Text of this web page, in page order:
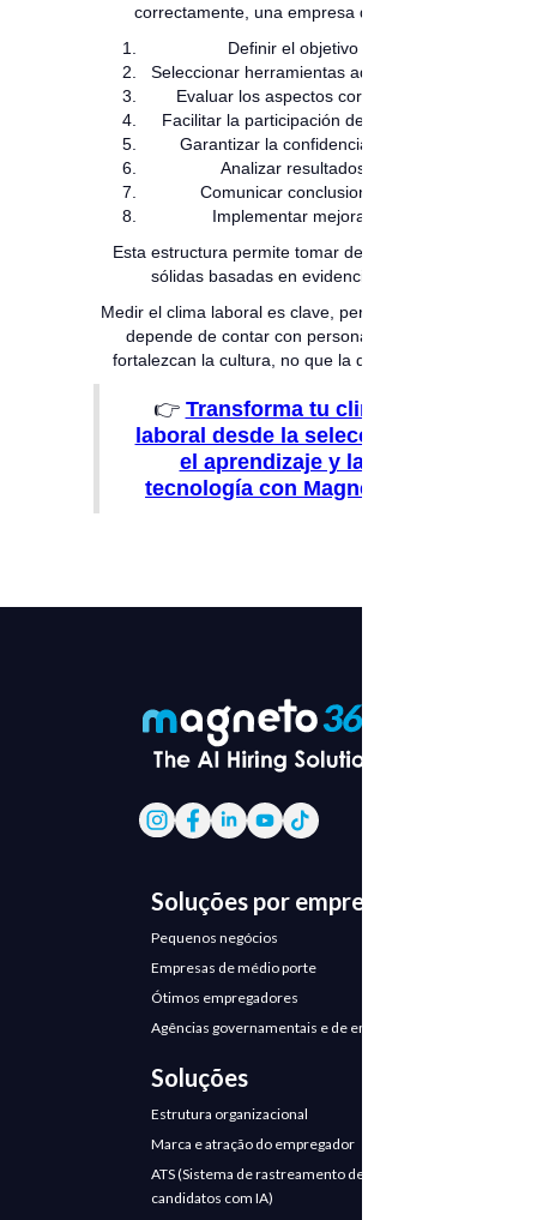
correctamente, una empresa debe:
Definir el objetivo
Seleccionar herramientas adecuadas
Evaluar los aspectos correctos
Facilitar la participación del equipo
Garantizar la confidencialidad
Analizar resultados
Comunicar conclusiones
Implementar mejoras
Esta estructura permite tomar decisiones
sólidas basadas en evidencias.
Medir el clima laboral es clave, pero su éxito
depende de contar con personas que
fortalezcan la cultura, no que la debiliten.
👉 Transforma tu clima
laboral desde la selección,
el aprendizaje y la
tecnología con Magneto.
Soluções por empresa
Pequenos negócios
Empresas de médio porte
Ótimos empregadores
Agências governamentais e de emprego
Soluções
Estrutura organizacional
Marca e atração do empregador
ATS (Sistema de rastreamento de
candidatos com IA)